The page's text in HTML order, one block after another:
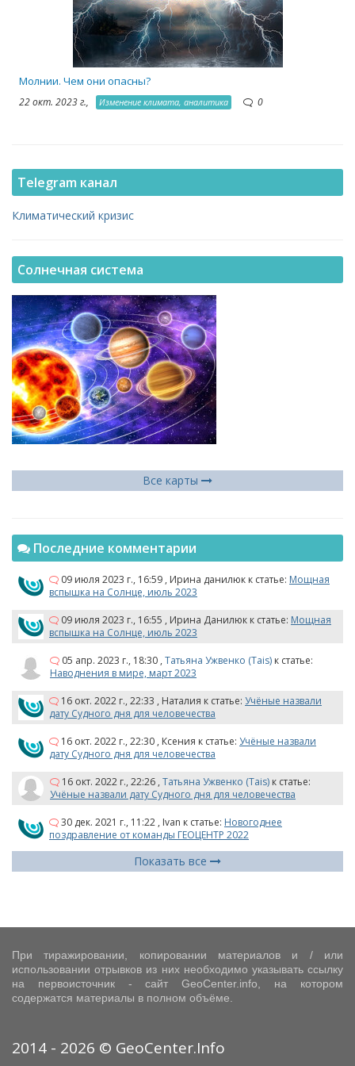
Молнии. Чем они опасны?
22 окт. 2023 г., Изменение климата, аналитика 0
Telegram канал
Климатический кризис
Солнечная система
Все карты
Последние комментарии
09 июля 2023 г., 16:59 , Ирина данилюк к статье: Мощная
вспышка на Солнце, июль 2023
09 июля 2023 г., 16:55 , Ирина Данилюк к статье: Мощная
вспышка на Солнце, июль 2023
05 апр. 2023 г., 18:30 , Татьяна Ужвенко (Tais) к статье:
Наводнения в мире, март 2023
16 окт. 2022 г., 22:33 , Наталия к статье: Учёные назвали
дату Судного дня для человечества
16 окт. 2022 г., 22:30 , Ксения к статье: Учёные назвали
дату Судного дня для человечества
16 окт. 2022 г., 22:26 , Татьяна Ужвенко (Tais) к статье:
Учёные назвали дату Судного дня для человечества
30 дек. 2021 г., 11:22 , Ivan к статье: Новогоднее
поздравление от команды ГЕОЦЕНТР 2022
Показать все
При тиражировании, копировании материалов и / или
использовании отрывков из них необходимо указывать ссылку
на первоисточник - сайт GeoCenter.info, на котором
содержатся материалы в полном объёме.
2014 - 2026 © GeoCenter.Info